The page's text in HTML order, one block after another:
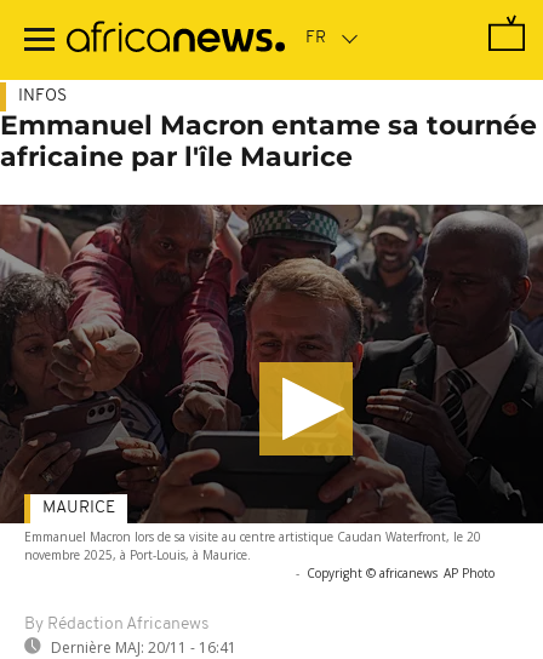
contenu
INFOS
Emmanuel Macron entame sa tournée
africaine par l'île Maurice
Emmanuel Macron lors de sa visite au centre artistique Caudan Waterfront, le 20
novembre 2025, à Port-Louis, à Maurice.
- Copyright © africanews AP Photo
By Rédaction Africanews
Dernière MAJ: 20/11 - 16:41
MAURICE